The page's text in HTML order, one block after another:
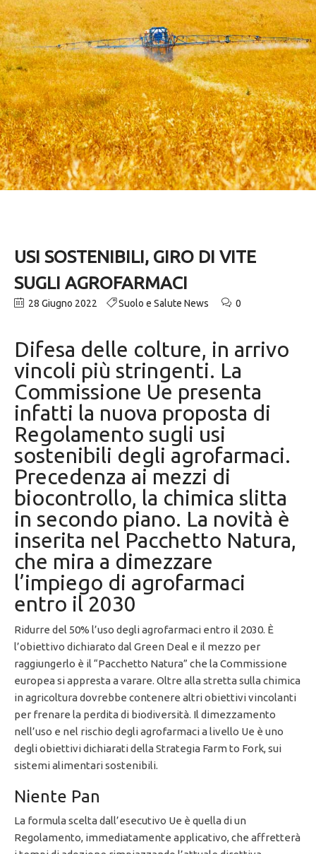
USI SOSTENIBILI, GIRO DI VITE
SUGLI AGROFARMACI
28 Giugno 2022 Suolo e Salute News 0
Difesa delle colture, in arrivo
vincoli più stringenti. La
Commissione Ue presenta
infatti la nuova proposta di
Regolamento sugli usi
sostenibili degli agrofarmaci.
Precedenza ai mezzi di
biocontrollo, la chimica slitta
in secondo piano. La novità è
inserita nel Pacchetto Natura,
che mira a dimezzare
l’impiego di agrofarmaci
entro il 2030
Ridurre del 50% l’uso degli agrofarmaci entro il 2030. È
l’obiettivo dichiarato dal Green Deal e il mezzo per
raggiungerlo è il “Pacchetto Natura” che la Commissione
europea si appresta a varare. Oltre alla stretta sulla chimica
in agricoltura dovrebbe contenere altri obiettivi vincolanti
per frenare la perdita di biodiversità. Il dimezzamento
nell’uso e nel rischio degli agrofarmaci a livello Ue è uno
degli obiettivi dichiarati della Strategia Farm to Fork, sui
sistemi alimentari sostenibili.
Niente Pan
La formula scelta dall’esecutivo Ue è quella di un
Regolamento, immediatamente applicativo, che affretterà